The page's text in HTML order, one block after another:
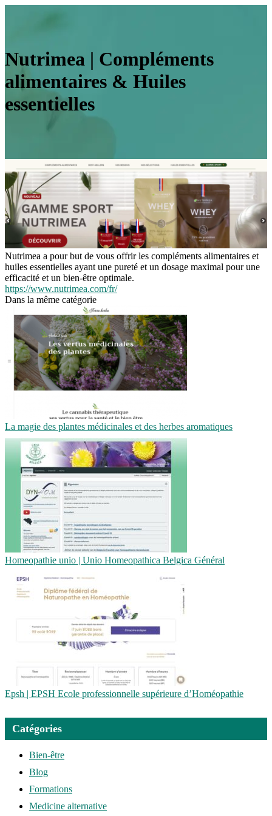
Nutrimea | Compléments
alimentaires & Huiles
essentielles
Nutrimea a pour but de vous offrir les compléments alimentaires et
huiles essentielles ayant une pureté et un dosage maximal pour une
efficacité et un bien-être optimale.
https://www.nutrimea.com/fr/
Dans la même catégorie
La magie des plantes médicinales et des herbes aromatiques
Homeopathie unio | Unio Homeopat­hi­ca Belgica Général
Epsh | EPSH Ecole profes­sionnel­le supérieure d’Homéopathie
Catégories
Bien-être
Blog
Formations
Medicine alternative